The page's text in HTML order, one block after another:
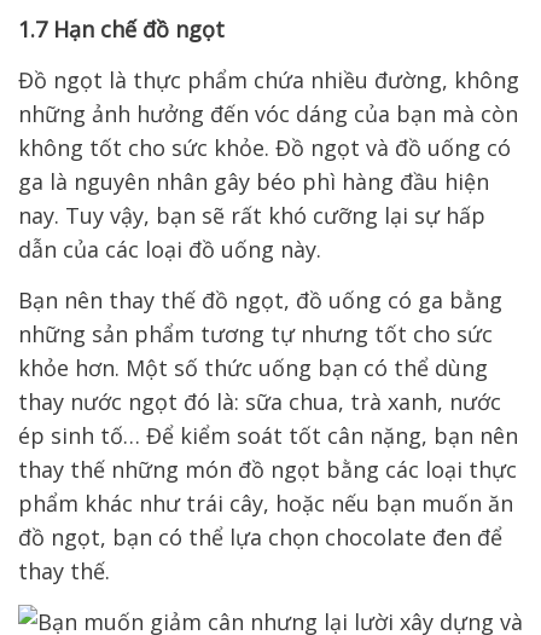
1.7 Hạn chế đồ ngọt
Đồ ngọt là thực phẩm chứa nhiều đường, không
những ảnh hưởng đến vóc dáng của bạn mà còn
không tốt cho sức khỏe. Đồ ngọt và đồ uống có
ga là nguyên nhân gây béo phì hàng đầu hiện
nay. Tuy vậy, bạn sẽ rất khó cưỡng lại sự hấp
dẫn của các loại đồ uống này.
Bạn nên thay thế đồ ngọt, đồ uống có ga bằng
những sản phẩm tương tự nhưng tốt cho sức
khỏe hơn. Một số thức uống bạn có thể dùng
thay nước ngọt đó là: sữa chua, trà xanh, nước
ép sinh tố… Để kiểm soát tốt cân nặng, bạn nên
thay thế những món đồ ngọt bằng các loại thực
phẩm khác như trái cây, hoặc nếu bạn muốn ăn
đồ ngọt, bạn có thể lựa chọn chocolate đen để
thay thế.